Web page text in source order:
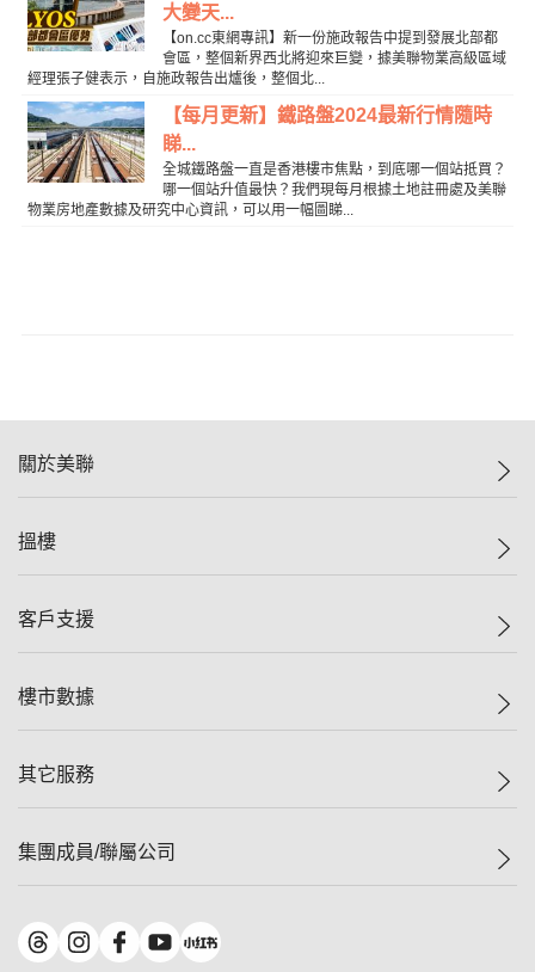
大變天...
【on.cc東網專訊】新一份施政報告中提到發展北部都
會區，整個新界西北將迎來巨變，據美聯物業高級區域
經理張子健表示，自施政報告出爐後，整個北...
【每月更新】鐵路盤2024最新行情隨時
睇...
全城鐵路盤一直是香港樓市焦點，到底哪一個站抵買？
哪一個站升值最快？我們現每月根據土地註冊處及美聯
物業房地產數據及研究中心資訊，可以用一幅圖睇...
關於美聯
美聯集團
人才招募
搵樓
一手新盤
減價
美聯豪宅
獨家樓盤
租盤
客戶支援
自助放盤
查詢熱線
按揭計算機
負擔能力計算機
轉按計算機
繳款方式
樓市數據
樓價指數
歷史成交
屋苑成交排行榜
地區百科
其它服務
屋苑專頁
美聯精英會
集團成員/聯屬公司
美聯物業
鋑聯控股*